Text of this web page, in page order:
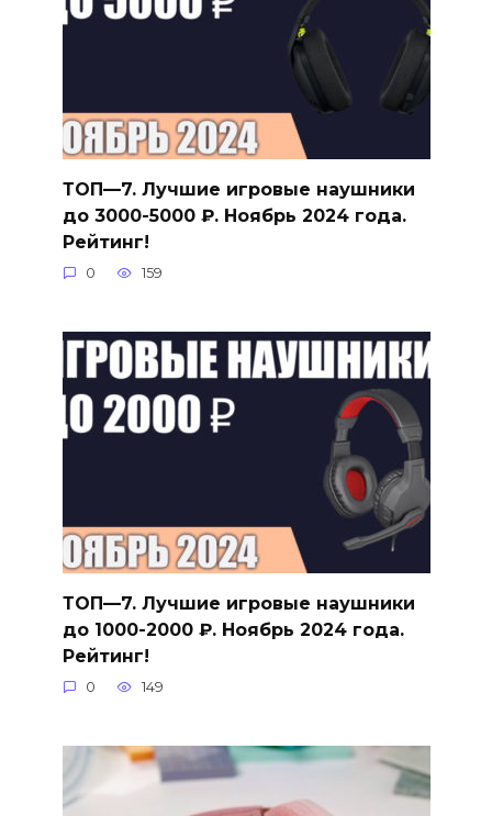
ТОП—7. Лучшие игровые наушники
до 3000-5000 ₽. Ноябрь 2024 года.
Рейтинг!
0 159
ТОП—7. Лучшие игровые наушники
до 1000-2000 ₽. Ноябрь 2024 года.
Рейтинг!
0 149